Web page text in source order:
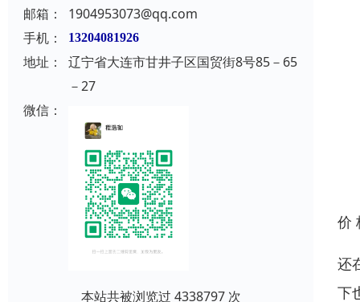
邮箱：
1904953073@qq.com
手机：
13204081926
地址：
辽宁省大连市甘井子区国贸街8号85－65
－27
微信：
本站共被浏览过 4338797 次
价
还
下